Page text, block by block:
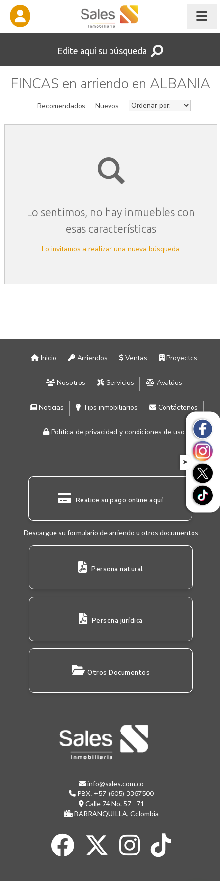
Edite aquí su búsqueda
FINCAS en arriendo en ALBANIA
Recomendados Nuevos
Lo sentimos, no hay inmuebles con
esas características
Lo invitamos a realizar una nueva búsqueda
Inicio Arriendos Ventas Proyectos
Nosotros Servicios Avalúos
Noticias Tips inmobiliarios Contáctenos
Política de privacidad y condiciones de uso
Realice su pago online aquí
Descargue su formulario de arriendo u otros documentos
Persona natural
Persona jurídica
Otros Documentos
info@sales.com.co
PBX: +57 (605) 3367500
Calle 74 No. 57 - 71
BARRANQUILLA, Colombia
➤